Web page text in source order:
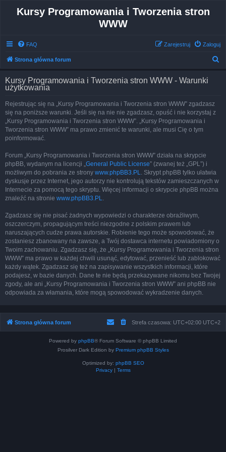
Kursy Programowania i Tworzenia stron
WWW
FAQ Zaloguj
Zarejestruj
Strona główna forum
Kursy Programowania i Tworzenia stron WWW - Warunki
użytkowania
Rejestrując się na „Kursy Programowania i Tworzenia stron WWW” zgadzasz
się na poniższe warunki. Jeśli się na nie nie zgadzasz, opuść i nie korzystaj z
„Kursy Programowania i Tworzenia stron WWW”. „Kursy Programowania i
Tworzenia stron WWW” ma prawo zmienić te warunki, ale musi Cię o tym
poinformować.
Forum „Kursy Programowania i Tworzenia stron WWW” działa na skrypcie
phpBB, wydanym na licencji „General Public License” (zwanej też „GPL”) i
możliwym do pobrania ze strony www.phpBB3.PL. Skrypt phpBB tylko ułatwia
dyskusje przez Internet, jego autorzy nie kontrolują tekstów zamieszczanych w
Internecie za pomocą tego skryptu. Więcej informacji o skrypcie phpBB można
znaleźć na stronie www.phpBB3.PL.
Zgadzasz się nie pisać żadnych wypowiedzi o charakterze obraźliwym,
oszczerczym, propagującym treści niezgodne z polskim prawem lub
naruszających cudze prawa autorskie. Robienie tego może spowodować, że
zostaniesz zbanowany na zawsze, a Twój dostawca internetu powiadomiony o
Twoim zachowaniu. Zgadzasz się, że „Kursy Programowania i Tworzenia stron
WWW” ma prawo w każdej chwili usunąć, edytować, przenieść lub zablokować
każdy wątek. Zgadzasz się też na zapisywanie wszystkich informacji, które
podajesz, w bazie danych. Dane te nie będą przekazywane nikomu bez Twojej
zgody, ale ani „Kursy Programowania i Tworzenia stron WWW” ani phpBB nie
odpowiada za włamania, które mogą spowodować wykradzenie danych.
Strona główna forum Strefa czasowa: UTC+02:00 UTC+2
Powered by phpBB® Forum Software © phpBB Limited
Prosilver Dark Edition by Premium phpBB Styles
Optimized by: phpBB SEO
Privacy| Terms